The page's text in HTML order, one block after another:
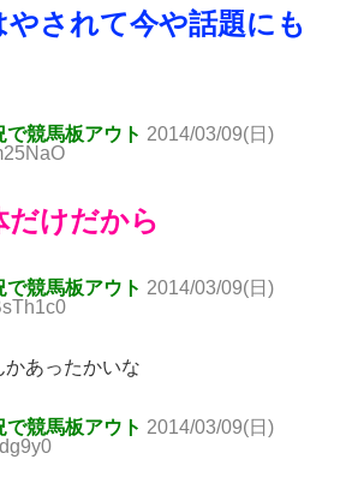
やされて今や話題にも
競馬板アウト 2014/03/09(日)
だけだから
競馬板アウト 2014/03/09(日)
あったかいな
競馬板アウト 2014/03/09(日)